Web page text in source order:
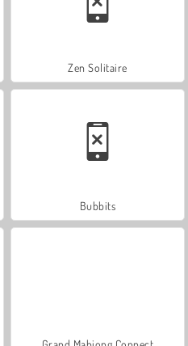
Zen Solitaire
Bubbits